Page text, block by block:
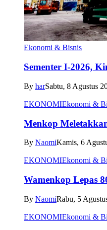
Ekonomi & Bisnis
Sementer I-2026,
By harSabtu, 8 Agustus
EKONOMIEkonomi &
Menkop
By NaomiKamis, 6
EKONOMIEkonomi &
Wamenkop Lepas
By NaomiRabu, 5
EKONOMIEkonomi &